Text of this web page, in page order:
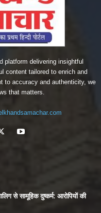
platform delivering insightful
content tailored to enrich and
to accuracy and authenticity, we
that matters.
से सामूहिक दुष्कर्म: आरोपियों की